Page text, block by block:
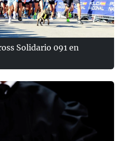
Solidario 091 en